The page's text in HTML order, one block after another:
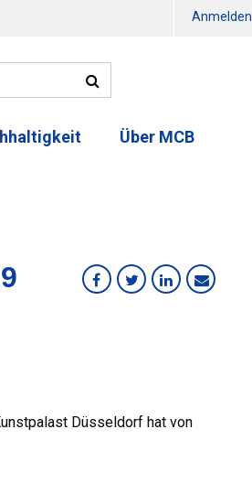
Anmelden
Über MCB
Düsseldorf hat von